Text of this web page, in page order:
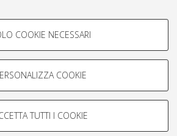
-
per analizzare le caratteristiche della
creare profili in base al loro comportamento
COOKIE NECESSARI
COOKIE
TUTTI I COOKIE
sito